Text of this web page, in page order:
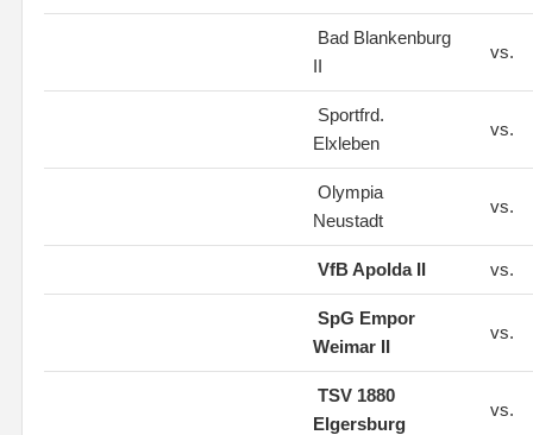
Bad Blankenburg
II
vs.
Sportfrd.
Elxleben
vs.
Olympia
Neustadt
vs.
VfB Apolda II vs.
SpG Empor
Weimar II
vs.
TSV 1880
Elgersburg
vs.